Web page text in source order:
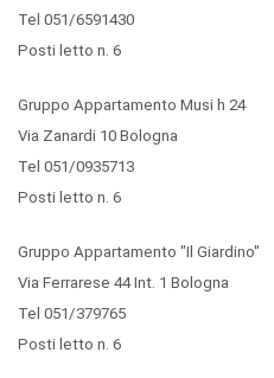
Tel 051/6591430
Posti letto n. 6
Gruppo Appartamento Musi h 24
Via Zanardi 10 Bologna
Tel 051/0935713
Posti letto n. 6
Gruppo Appartamento "Il Giardino"
Via Ferrarese 44 Int. 1 Bologna
Tel 051/379765
Posti letto n. 6